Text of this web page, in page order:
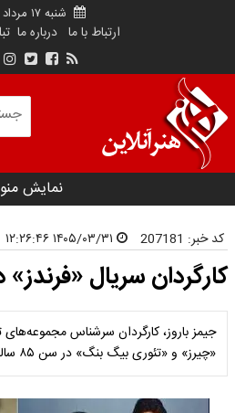
شنبه ۱۷ مرداد ۱۴۰۵
ارتباط با ما درباره ما
نمایش منو
کد خبر: 207181
کارگردان سریال
جیمز باروز، کارگردان سرشناس مجموعه‌های
«چیرز» و «تئوری بیگ بنگ» در سن ۸۵ سالگی درگذشت.